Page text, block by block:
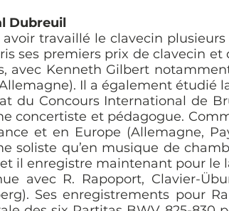
Dubreuil
avoir travaillé le clavecin
ses premiers prix de clavecin
avec Kenneth Gilbert
Il a également étudié
du Concours International de
concertiste et pédagogue.
et en Europe (Allemagne,
soliste qu’en musique de
il enregistre maintenant pour le
avec R. Rapoport, Clavier-
Ses enregistrements pour